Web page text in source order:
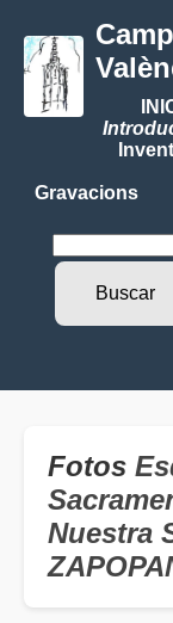
Gravacions
Fotos
Nuestra